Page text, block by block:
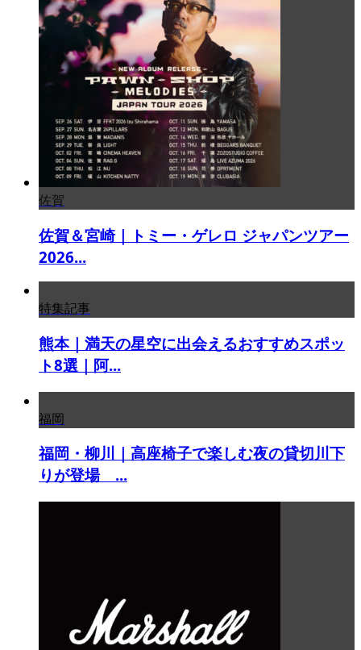
佐賀
佐賀＆宮崎｜トミー・ゲレロ ジャパンツアー
2026...
特集記事
熊本｜満天の星空に出会えるおすすめスポッ
ト8選｜阿...
福岡
福岡・柳川｜高座椅子で楽しむ夜の貸切川下
りが登場 ...